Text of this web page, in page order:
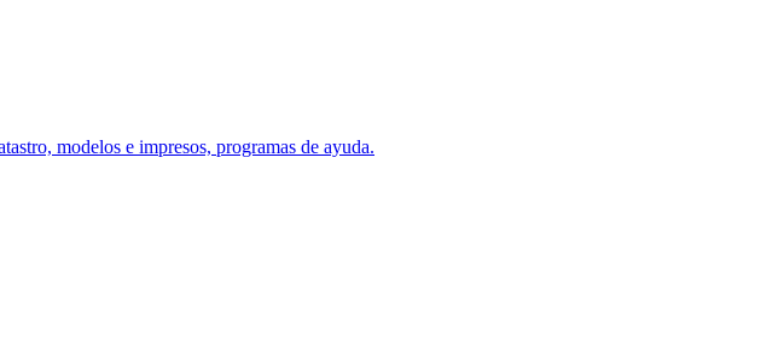
modelos e impresos, programas de ayuda.